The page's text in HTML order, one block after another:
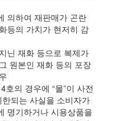
의하여 재판매가 곤란
등의 가치가 현저히 감
닌 재화 등으로 복제가
원본인 재화 등의 포장
호의 경우에 “몰”이 사전
되는 사실을 소비자가
명기하거나 시용상품을